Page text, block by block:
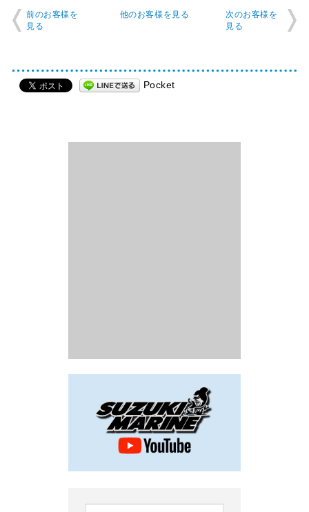
前のお客様を
見る
他のお客様を見る
次のお客様を
見る
Pocket